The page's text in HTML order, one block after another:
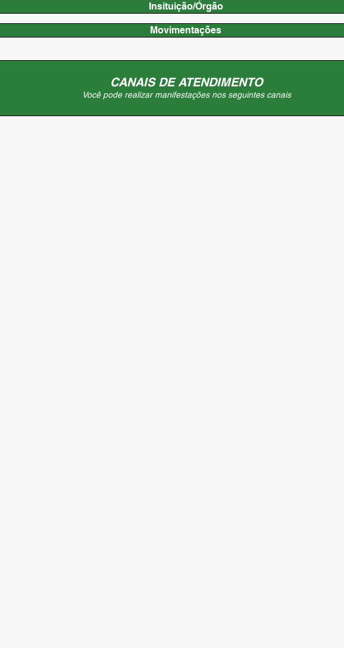
Insituição/Órgão
Movimentações
CANAIS DE ATENDIMENTO
Você pode realizar manifestações nos seguintes canais